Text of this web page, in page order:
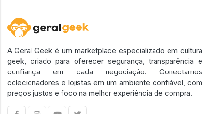
A Geral Geek é um marketplace especializado em cultura
geek, criado para oferecer segurança, transparência e
confiança em cada negociação. Conectamos
colecionadores e lojistas em um ambiente confiável, com
preços justos e foco na melhor experiência de compra.